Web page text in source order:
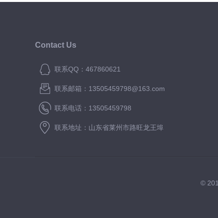
Contact Us
联系QQ：467860621
联系邮箱：13505459798@163.com
联系电话：13505459798
联系地址：山东省莱州市路旺龙王埠
©